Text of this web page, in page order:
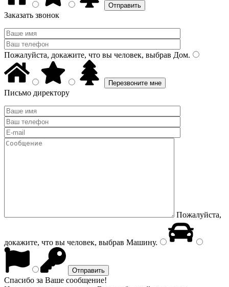
Заказать звонок
Пожалуйста, докажите, что вы человек, выбрав Дом.
Письмо директору
Пожалуйста,
докажите, что вы человек, выбрав Машину.
Спасибо за Ваше сообщение!